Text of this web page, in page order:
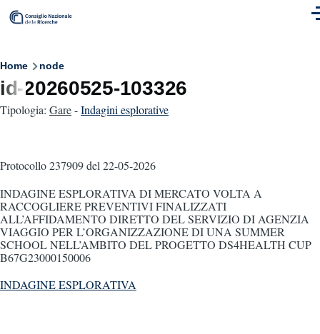
Skip to main content
Breadcrumb
Home node
id-20260525-103326
Tipologia: Gare-Indagini esplorative
Protocollo 237909del 22-05-2026
INDAGINE ESPLORATIVA DI MERCATO VOLTA A
RACCOGLIERE PREVENTIVI FINALIZZATI
ALL’AFFIDAMENTO DIRETTO DEL SERVIZIO DI AGENZIA
VIAGGIO PER L’ORGANIZZAZIONE DI UNA SUMMER
SCHOOL NELL’AMBITO DEL PROGETTO DS4HEALTH CUP
B67G23000150006
INDAGINE ESPLORATIVA